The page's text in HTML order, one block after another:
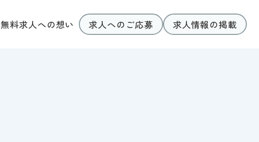
無料求人への想い 求人へのご応募 求人情報の掲載